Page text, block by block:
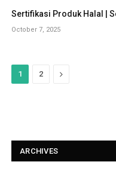
Sertifikasi Produk Halal |
October 7, 2025
1 2
N
ARCHIVES